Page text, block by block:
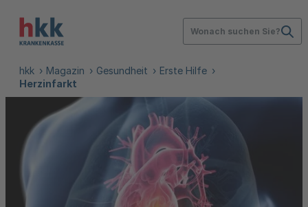
Wonach suchen Sie?
hkk Magazin Gesundheit
Erste Hilfe
Herzinfarkt